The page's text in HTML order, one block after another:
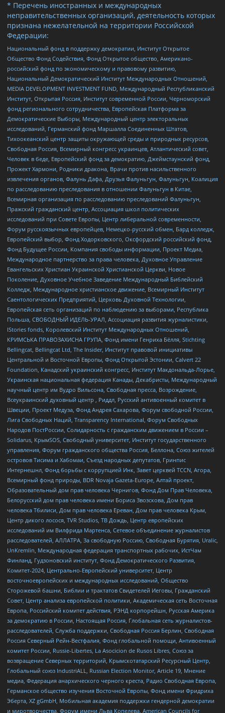
* Перечень иностранных и международных
неправительственных организаций, деятельность которых
признана нежелательной на территории Российской
Федерации:
Национальный фонд в поддержку демократии, Институт Открытое
Общество Фонд Содействия, Фонд Открытое общество, Американо-
российский фонд по экономическому и правовому развитию,
Национальный Демократический Институт Международных Отношений,
MEDIA DEVELOPMENT INVESTMENT FUND, Международный Республиканский
Институт, Открытая Россия, Институт современной России, Черноморский
фонд регионального сотрудничества, Европейская Платформа за
Демократические Выборы, Международный центр электоральных
исследований, Германский фонд Маршалла Соединенных Штатов,
Тихоокеанский центр защиты окружающей среды и природных ресурсов,
Свободная Россия, Всемирный конгресс украинцев, Атлантический совет,
Человек в беде, Европейский фонд за демократию, Джеймстаунский фонд,
Прожект Хармони, Родники дракона, Врачи против насильственного
извлечения органов, Фалунь Дафа, Друзья Фалуньгун, Фалуньгун, Коалиция
по расследованию преследования в отношении Фалуньгун в Китае,
Всемирная организация по расследованию преследований Фалуньгун,
Пражский гражданский центр, Ассоциация школ политических
исследований при Совете Европы, Центр либеральной современности,
Форум русскоязычных европейцев, Немецко-русский обмен, Бард колледж,
Европейский выбор, Фонд Ходорковского, Оксфордский российский фонд,
Фонд Будущее России, Компания свободы информации, Проект Медиа,
Международное партнерство за права человека, Духовное Управление
Евангельских Христиан Украинской Христианской Церкви, Новое
Поколение, Духовное Учебное Заведение Международный Библейский
Колледж, Международное христианское движение, Всемирный Институт
Саентологических Предприятий, Церковь Духовной Технологии,
Европейская сеть организаций по наблюдению за выборами, Республика
Польша, СВОБОДНЫЙ ИДЕЛЬ-УРАЛ, Ассоциация развития журналистики,
IStories fonds, Королевский Институт Международных Отношений,
КРИМСЬКА ПРАВОЗАХИСНА ГРУПА, Фонд имени Генриха Бёлля, Stichting
Bellingcat, Bellingcat Ltd, The Insider, Институт правовой инициативы
Центральной и Восточной Европы, Фонд Открытой Эстонии, Calvert 22
Foundation, Канадский украинский конгресс, Институт Макдональда-Лорье,
Украинская национальная федерация Канады, Декабристы, Международный
научный центр им Вудро Вильсона, Свободная пресса, Возрождение,
Всеукраинский духовный центр , Риддл, Русский антивоенный комитет в
Швеции, Проект Медуза, Фонд Андрея Сахарова, Форум свободной России,
Лига Свободных Наций, Transparеncy International, Форум Свободных
Народов ПостРоссии, Солидарность с гражданским движением в России –
Solidarus, КрымSOS, Свободный университет, Институт государственного
управления, Форум гражданского общества Россия, Беллона, Союз жителей
островов Тисима и Хабомаи, Съезд народных депутатов, Гринпис
Интернешнл, Фонд борьбы с коррупцией Инк, Завет церквей TCCN, Агора,
Всемирный фонд природы, BDR Novaja Gazeta-Europe, Алтай проект,
Образовательный дом прав человека Чернигов, Фонд Дом Прав Человека,
Белорусский дом прав человека имени Бориса Звозскова, Дом прав
человека Тбилиси, Дом прав человека Ереван, Дом прав человека Крым,
Центр дикого лосося, TVR Studios, ТВ Дождь, Центр европейских
исследований им Вилфрида Мартенса, Сетевое объединение журналистов
расследователей, АЛЛАТРА, За свободную Россию, Свободная Бурятия, Uralic,
UnKremlin, Международная федерация транспортных рабочих, ИстЧам
Финланд, Гудзоновский институт, Фонд Демократического Развития,
Комитет-2024, Центрально-Европейский университет, Центр
восточноевропейских и международных исследований, Общество
Сторожевой башни, Библии и трактатов Свидетелей Иеговы, Гражданский
Совет, Центр анализа европейской политики, Академическая сеть Восточная
Европа, Российский комитет действия, РЭНД корпорейшн, Русская Америка
за демократию в России, Настоящая Россия, Глобальная сеть журналистов-
расследователей, Служба поддержки, Свободная Россия Берлин, Свободная
Россия Северный Рейн-Вестфалия, Фонд глобальной помощи, Антивоенный
комитет России, Russie-Libertes, La Asocicion de Rusos Libres, Союз за
возвращение Северных территорий, Крымскотатарский Ресурсный Центр,
Глобальный союз IndustriALL, Russian Election Monitor, Article 19, Мнение
медиа, Федерация анархического черного креста, Радио Свободная Европа,
Германское общество изучения Восточной Европы, Фонд имени Фридриха
Эберта, XZ gGmbH, Мобильная академия поддержки гендерной демократии
и миротворчества, Форум имени Льва Копелева, American Councils for